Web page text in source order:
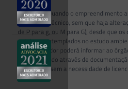
§ 2oQuando o empreendimento
parâmetro técnico, sem que haja
de P para g, ou M para G), desde que
estejam contemplados no estudo
empreendedor poderá informar ao
fundamentado através de
necessária, sem a necessidade de
ampliação.